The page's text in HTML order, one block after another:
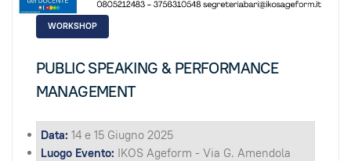
WORKSHOP
PUBLIC SPEAKING & PERFORMANCE
MANAGEMENT
Data: 14 e 15 Giugno 2025
Luogo Evento: IKOS Ageform - Via G. Amendola